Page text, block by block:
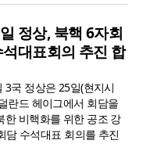
정상, 북핵 6자회
석대표회의 추진 합
3국 정상은 25일(현지시
란드 헤이그에서 회담을
한 비핵화를 위한 공조 강
담 수석대표 회의를 추진